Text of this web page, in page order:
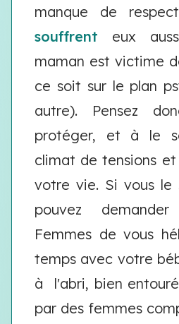
manque de
souffrent eux
maman est victime
ce soit sur le plan
autre). Pensez
protéger, et à le
climat de tensions
votre vie. Si vous le
pouvez
Femmes de vous
temps avec votre
à l'abri, bien
par des femmes